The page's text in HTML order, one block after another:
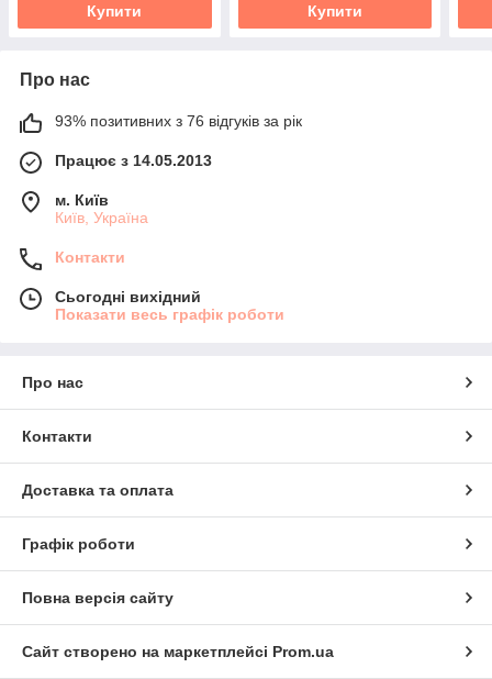
Купити Купити
Про нас
93% позитивних з 76 відгуків за рік
Працює з 14.05.2013
м. Київ
Київ, Україна
Контакти
Сьогодні вихідний
Показати весь графік роботи
Про нас
Контакти
Доставка та оплата
Графік роботи
Повна версія сайту
Сайт створено на маркетплейсі Prom.ua